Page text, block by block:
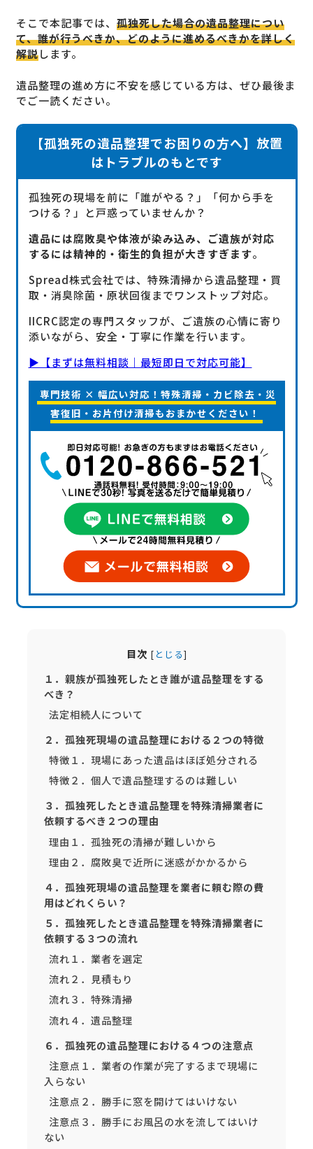
そこで本記事では、 孤独死した場合の遺品整理につい
て、誰が行うべきか、どのように進めるべきかを詳しく
解説します。
遺品整理の進め方に不安を感じている方は、ぜひ最後ま
でご一読ください。
【孤独死の遺品整理でお困りの方へ】放置
はトラブルのもとです
孤独死の現場を前に「誰がやる？」「何から手を
つける？」と戸惑っていませんか？
遺品には腐敗臭や体液が染み込み、ご遺族が対応
するには精神的・衛生的負担が大きすぎます。
Spread株式会社では、特殊清掃から遺品整理・買
取・消臭除菌・原状回復までワンストップ対応。
IICRC認定の専門スタッフが、ご遺族の心情に寄り
添いながら、安全・丁寧に作業を行います。
▶【まずは無料相談｜最短即日で対応可能】
専門技術 × 幅広い対応！特殊清掃・カビ除去・災
害復旧・お片付け清掃もおまかせください！
目次 [ とじる]
１．親族が孤独死したとき誰が遺品整理をする
べき？
法定相続人について
２．孤独死現場の遺品整理における２つの特徴
特徴１．現場にあった遺品はほぼ処分される
特徴２．個人で遺品整理するのは難しい
３．孤独死したとき遺品整理を特殊清掃業者に
依頼するべき２つの理由
理由１．孤独死の清掃が難しいから
理由２．腐敗臭で近所に迷惑がかかるから
４．孤独死現場の遺品整理を業者に頼む際の費
用はどれくらい？
５．孤独死したとき遺品整理を特殊清掃業者に
依頼する３つの流れ
流れ１．業者を選定
流れ２．見積もり
流れ３．特殊清掃
流れ４．遺品整理
６．孤独死の遺品整理における４つの注意点
注意点１．業者の作業が完了するまで現場に
入らない
注意点２．勝手に窓を開けてはいけない
注意点３．勝手にお風呂の水を流してはいけ
ない